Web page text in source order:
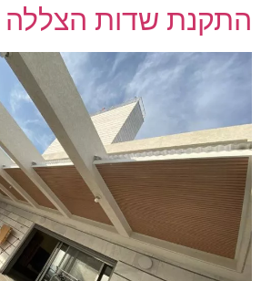
שדות הצללה